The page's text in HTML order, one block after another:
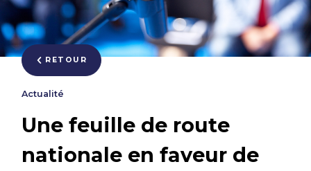
RETOUR
Actualité
Une feuille de route
nationale en faveur de